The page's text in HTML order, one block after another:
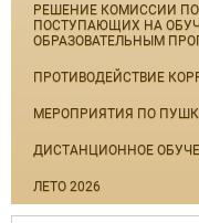
РЕШЕНИЕ КОМИССИИ
ПОСТУПАЮЩИХ НА
ОБРАЗОВАТЕЛЬНЫМ
ПРОТИВОДЕЙСТВИЕ
МЕРОПРИЯТИЯ ПО
ДИСТАНЦИОННОЕ
ЛЕТО 2026